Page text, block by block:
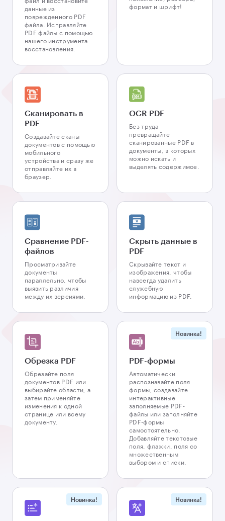
данные из
поврежденного PDF
файла. Исправляйте
PDF файлы с помощью
нашего инструмента
восстановления.
формат и шрифт!
Сканировать в
PDF
Создавайте сканы
документов с помощью
мобильного
устройства и сразу же
отправляйте их в
браузер.
OCR PDF
Без труда
превращайте
сканированные PDF в
документы, в которых
можно искать и
выделять содержимое.
Сравнение PDF-
файлов
Просматривайте
документы
параллельно, чтобы
выявить различия
между их версиями.
Скрыть данные в
PDF
Скрывайте текст и
изображения, чтобы
навсегда удалить
служебную
информацию из PDF.
Обрезка PDF
Обрезайте поля
документов PDF или
выбирайте области, а
затем применяйте
изменения к одной
странице или всему
документу.
Новинка!
PDF-формы
Автоматически
распознавайте поля
формы, создавайте
интерактивные
заполняемые PDF-
файлы или заполняйте
PDF-формы
самостоятельно.
Добавляйте текстовые
поля, флажки, поля со
множественным
выбором и списки.
Новинка! Новинка!